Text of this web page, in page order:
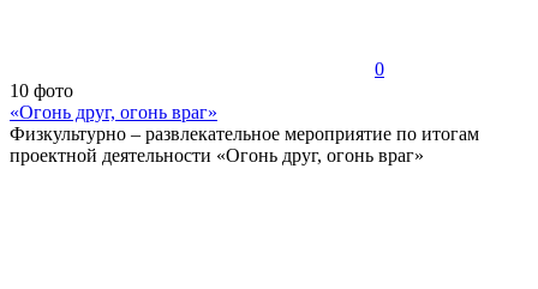
0
10 фото
«Огонь друг, огонь враг»
Физкультурно – развлекательное мероприятие по итогам
проектной деятельности «Огонь друг, огонь враг»